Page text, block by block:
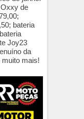
de
bateria
Joy23
da
muito mais!